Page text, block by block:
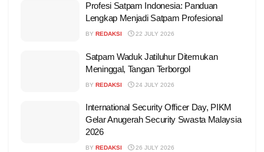
Profesi Satpam Indonesia: Panduan
Lengkap Menjadi Satpam Profesional
BY REDAKSI 22 JULY 2026
Satpam Waduk Jatiluhur Ditemukan
Meninggal, Tangan Terborgol
BY REDAKSI 24 JULY 2026
International Security Officer Day, PIKM
Gelar Anugerah Security Swasta Malaysia
2026
BY REDAKSI 26 JULY 2026